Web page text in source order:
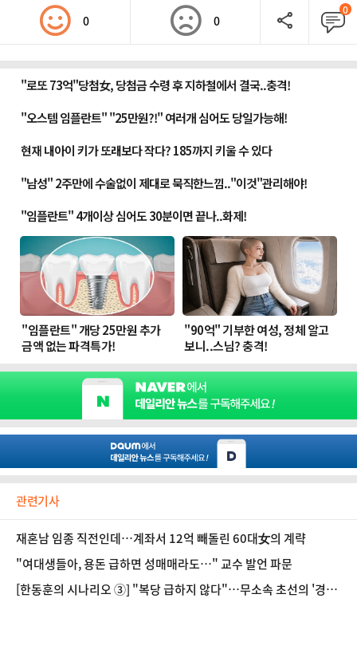
0 0
0
관련기사
재혼남 임종 직전인데…계좌서 12억 빼돌린 60대女의 계략
"여대생들아, 용돈 급하면 성매매라도…" 교수 발언 파문
[한동훈의 시나리오 ③] "복당 급하지 않다"…무소속 초선의 '경험